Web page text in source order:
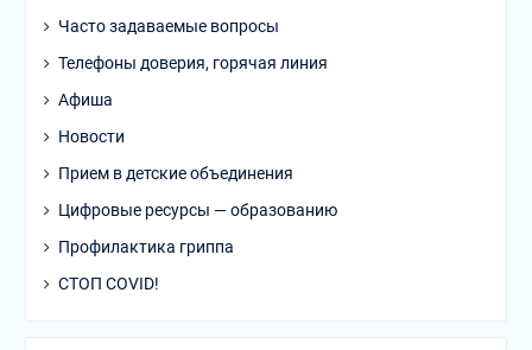
Часто задаваемые вопросы
Телефоны доверия, горячая линия
Афиша
Новости
Прием в детские объединения
Цифровые ресурсы — образованию
Профилактика гриппа
СТОП COVID!